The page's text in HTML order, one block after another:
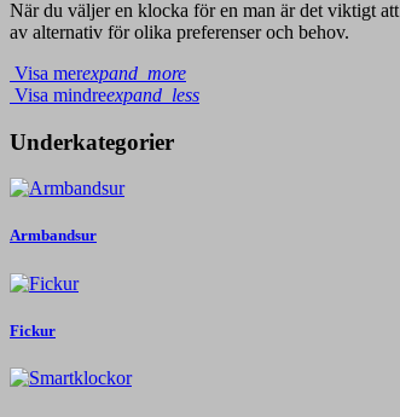
När du väljer en klocka för en man är det viktigt
av alternativ för olika preferenser och behov.
Visa merexpand_more
Visa mindreexpand_less
Underkategorier
Armbandsur
Fickur